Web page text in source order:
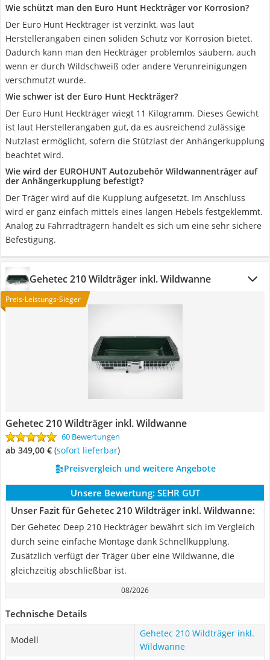
Wie schützt man den Euro Hunt Heckträger vor Korrosion?
Der Euro Hunt Heckträger ist verzinkt, was laut
Herstellerangaben einen soliden Schutz vor Korrosion bietet.
Dadurch kann man den Heckträger problemlos säubern, auch
wenn er durch Wildschweiß oder andere Verunreinigungen
verschmutzt wurde.
Wie schwer ist der Euro Hunt Heckträger?
Der Euro Hunt Heckträger wiegt 11 Kilogramm. Dieses Gewicht
ist laut Herstellerangaben gut, da es ausreichend zulässige
Nutzlast ermöglicht, sofern die Stützlast der Anhängerkupplung
beachtet wird.
Wie wird der EUROHUNT Autozubehör Wildwannenträger auf
der Anhängerkupplung befestigt?
Der Träger wird auf die Kupplung aufgesetzt. Im Anschluss
wird er ganz einfach mittels eines langen Hebels festgeklemmt.
Analog zu Fahrradträgern handelt es sich um eine sehr sichere
Befestigung.
Gehetec 210 Wildträger inkl. Wildwanne
Preis-Leistungs-Sieger
Gehetec 210 Wildträger inkl. Wildwanne
60 Bewertungen
ab 349,00 € ( Sofort lieferbar)
Preisvergleich und weitere Angebote
Unsere Bewertung: SEHR GUT
Unser Fazit für Gehetec 210 Wildträger inkl. Wildwanne:
Der Gehetec Deep 210 Heckträger bewährt sich im Vergleich
durch seine einfache Montage dank Schnellkupplung.
Zusätzlich verfügt der Träger über eine Wildwanne, die
gleichzeitig abschließbar ist.
08/2026
Technische Details
Modell
Gehetec 210 Wildträger inkl.
Wildwanne